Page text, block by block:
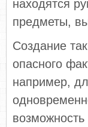
находятся
предметы,
Создание
опасного
например,